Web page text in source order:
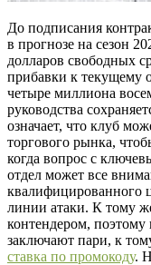
До подписания
в прогнозе на сезон
долларов свободных
прибавки к текущему
четыре миллиона
руководства
означает, что клуб
торгового рынка,
когда вопрос с
отдел может все
квалифицированного
линии атаки. К тому
контендером,
заключают пари, к
ставка по промокоду.